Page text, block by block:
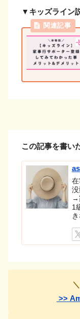
▼キッズライン
この記事を書い
→
1
>>